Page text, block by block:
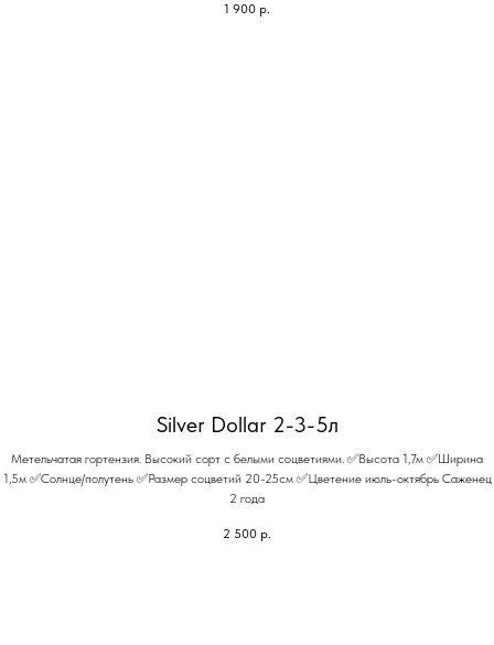
1 900 р.
Silver Dollar 2-3-5л
Метельчатая гортензия. Высокий сорт с белыми соцветиями. ✅Высота 1,7м ✅Ширина
1,5м ✅Солнце/полутень ✅Размер соцветий 20-25см ✅Цветение июль-октябрь Саженец
2 года
2 500 р.